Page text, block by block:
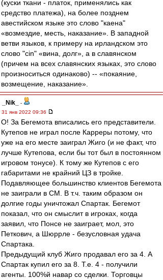
(куски ткани - платок, применялись как
средство платежа), на более позднем
авестийском языке это слово "каена"
«возмездие, месть, наказание». В западной
ветви языков, к примеру на ирландском это
слово "сin" «вина, долг», а в славянском
(причем на всех славянских языках, это слово
произноситься одинаково) -- «покаяние,
возмещение, наказание».
_Nik_
-
31 янв 2022 09:36
О! За Бегемота вписались его представители.
Кутепов не играл после Карреры потому, что
уже на его месте заиграл Жиго (и не факт, что
лучше Кутепова, если бы тот был в постоянном
игровом тонусе). К тому же Кутепов с его
габаритами не крайний ЦЗ в тройке.
Подавляющее большинство клиентов Бегемота
не заиграли в СМ. В т.ч. таким образом он
долгие годы уничтожал Спартак. Бегемот
показал, что он смыслит в игроках, когда
заявил, что Понсе не заиграет, мол, это
Петкович, а Шюррле - безусловная удача
Спартака.
Предыдущий клуб Жиго продавал его за 4. А
Спартак купил его за 8. Т.е. 4 - получили
агенты. 100%й навар со сделки. Торговцы